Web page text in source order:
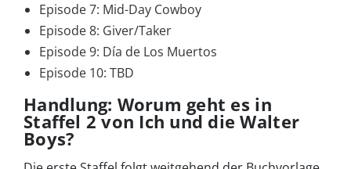
Episode 7: Mid-Day Cowboy
Episode 8: Giver/Taker
Episode 9: Día de Los Muertos
Episode 10: TBD
Handlung: Worum geht es in
Staffel 2 von Ich und die Walter
Boys?